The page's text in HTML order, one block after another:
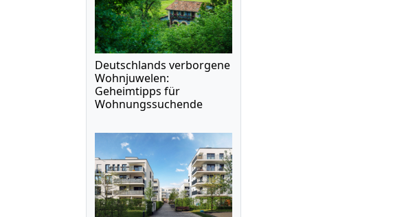
Deutschlands verborgene
Wohnjuwelen:
Geheimtipps für
Wohnungssuchende